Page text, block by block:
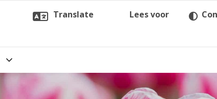
Translate Lees voor